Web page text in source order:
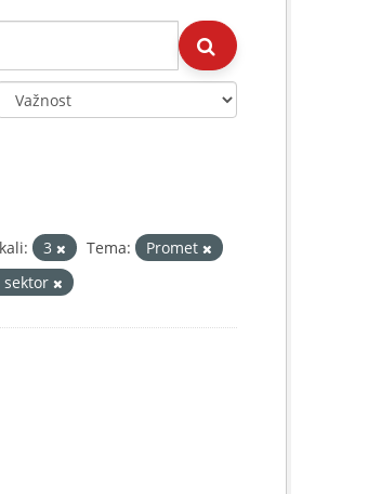
3 Tema:
Promet
sektor